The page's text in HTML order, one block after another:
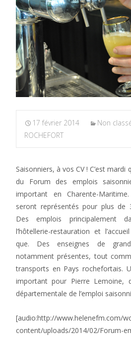
17 février 2014
Non
ROCHEFORT
Saisonniers, à vos CV ! C’est mardi
du Forum des emplois
important en Charente-
seront représentés pour plus de
Des emplois principalement
l’hôtellerie-restauration et
que. Des enseignes de
notamment présentes, tout
transports en Pays rochefortais.
important pour Pierre Lemoine,
départementale de l’emploi
[audio:http://www.helenefm.com/
content/uploads/2014/02/Forum-